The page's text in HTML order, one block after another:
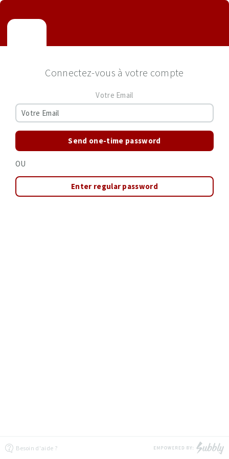
Connectez-vous à votre compte
Votre Email
Send one-time password
OU
Enter regular password
Besoin d'aide ?